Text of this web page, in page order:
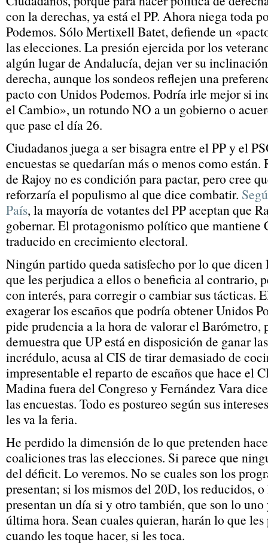
con la derechas, ya está el PP. Ahora niega toda
Podemos. Sólo Mertixell Batet, defiende un
las elecciones. La presión ejercida por los
algún lugar de Andalucía, dejan ver su
derecha, aunque los sondeos reflejen una
pacto con Unidos Podemos. Podría irle mejor si
el Cambio», un rotundo NO a un gobierno o
que pase el día 26.
Ciudadanos juega a ser bisagra entre el PP y el
encuestas se quedarían más o menos como
de Rajoy no es condición para pactar, pero cree
reforzaría el populismo al que dice combatir.
País, la mayoría de votantes del PP aceptan que
gobernar. El protagonismo político que mantiene
traducido en crecimiento electoral.
Ningún partido queda satisfecho por lo que dicen
que les perjudica a ellos o beneficia al contrario,
con interés, para corregir o cambiar sus tácticas.
exagerar los escaños que podría obtener Unidos
pide prudencia a la hora de valorar el Barómetro,
demuestra que UP está en disposición de ganar
incrédulo, acusa al CIS de tirar demasiado de
impresentable el reparto de escaños que hace el
Madina fuera del Congreso y Fernández Vara
las encuestas. Todo es postureo según sus
les va la feria.
He perdido la dimensión de lo que pretenden
coaliciones tras las elecciones. Si parece que
del déficit. Lo veremos. No se cuales son los
presentan; si los mismos del 20D, los reducidos, o
presentan un día si y otro también, que son lo
última hora. Sean cuales quieran, harán lo que
cuando les toque hacer, si les toca.